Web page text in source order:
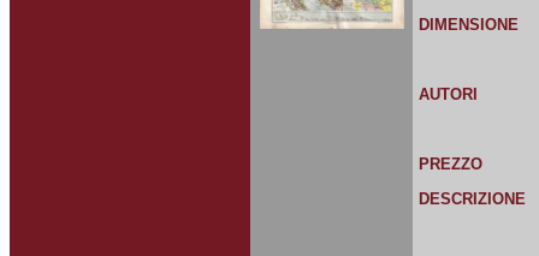
DIMENSIONE
AUTORI
PREZZO
DESCRIZIONE